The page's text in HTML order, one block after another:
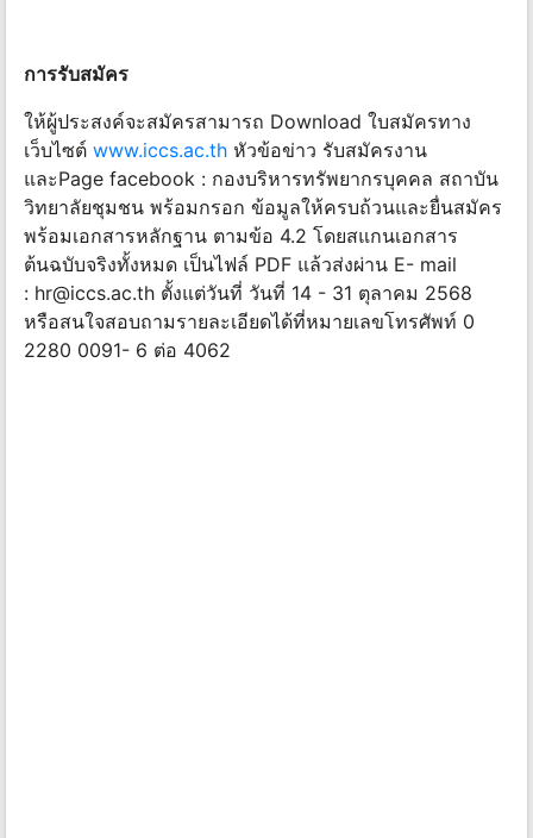
การรับสมัคร
ให้ผู้ประสงค์จะสมัครสามารถ Download ใบสมัครทาง
เว็บไซต์ www.iccs.ac.th หัวข้อข่าว รับสมัครงาน
และPage facebook : กองบริหารทรัพยากรบุคคล สถาบัน
วิทยาลัยชุมชน พร้อมกรอก ข้อมูลให้ครบถ้วนและยื่นสมัคร
พร้อมเอกสารหลักฐาน ตามข้อ 4.2 โดยสแกนเอกสาร
ต้นฉบับจริงทั้งหมด เป็นไฟล์ PDF แล้วส่งผ่าน E- mail
: hr@iccs.ac.th ตั้งแต่วันที่ วันที่ 14 - 31 ตุลาคม 2568
หรือสนใจสอบถามรายละเอียดได้ที่หมายเลขโทรศัพท์ 0
2280 0091- 6 ต่อ 4062